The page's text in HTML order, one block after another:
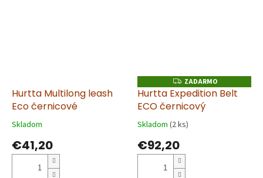
Hurtta Multilong leash
Eco černicové
Skladom
€41,20
Z
A
D
A
M
O
ZADARMO
Hurtta Expedition Belt
ECO černicový
Skladom (2 ks)
€92,20